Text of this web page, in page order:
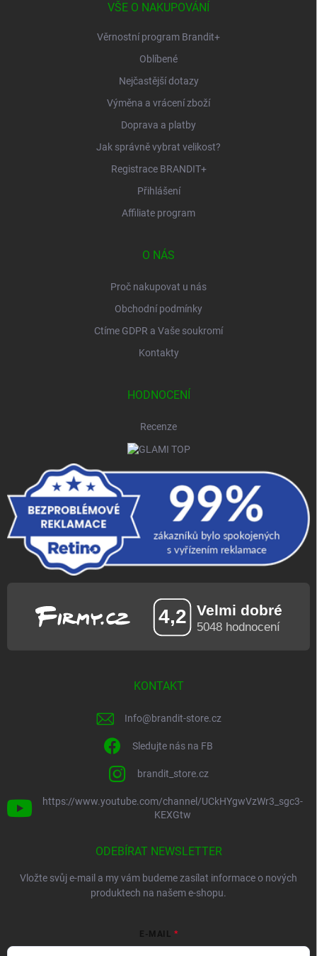
VŠE O NAKUPOVÁNÍ
Věrnostní program Brandit+
Oblíbené
Nejčastější dotazy
Výměna a vrácení zboží
Doprava a platby
Jak správně vybrat velikost?
Registrace BRANDIT+
Přihlášení
Affiliate program
O NÁS
Proč nakupovat u nás
Obchodní podmínky
Ctíme GDPR a Vaše soukromí
Kontakty
HODNOCENÍ
Recenze
KONTAKT
Info@brandit-store.cz
Sledujte nás na FB
brandit_store.cz
https://www.youtube.com/channel/UCkHYgwVzWr3_sgc3-
KEXGtw
ODEBÍRAT NEWSLETTER
Vložte svůj e-mail a my vám budeme zasílat informace o nových
produktech na našem e-shopu.
E-MAIL